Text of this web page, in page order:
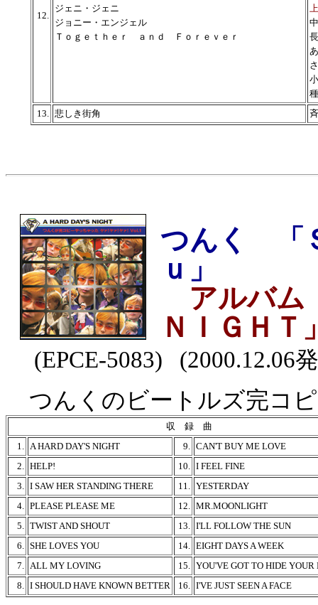
12.
ジェニ・ジェニ
ジョニー・エンジェル
Ｔｏｇｅｔｈｅｒ ａｎｄ Ｆｏｒｅｖｅｒ
13.
悲しき街角
つんく 「
ｕ」
アルバ
ＮＩＧＨＴ
(EPCE-5083) (2000.12.06
つんくのビートルズ完コ
収 録 曲
1.
A HARD DAY'S NIGHT 9.
CAN'T BUY ME LOVE
2.
HELP! 10.
I FEEL FINE
3.
I SAW HER STANDING THERE 11.
YESTERDAY
4.
PLEASE PLEASE ME 12.
MR.MOONLIGHT
5.
TWIST AND SHOUT 13.
I'LL FOLLOW THE SUN
6.
SHE LOVES YOU 14.
EIGHT DAYS A WEEK
7.
ALL MY LOVING 15.
YOU'VE GOT TO HIDE YOUR
8.
I SHOULD HAVE KNOWN BETTER 16. I'VE JUST SEEN A FACE